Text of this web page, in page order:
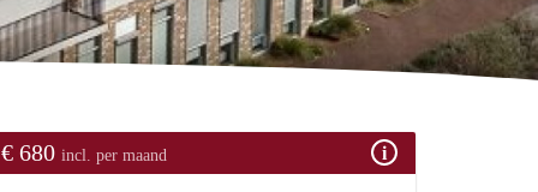
€ 680 incl. per maand